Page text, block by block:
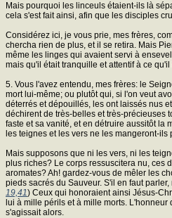
Mais pourquoi les linceuls étaient-ils là
cela s'est fait ainsi, afin que les disciples
Considérez ici, je vous prie, mes frères,
chercha rien de plus, et il se retira. Mais
même les linges qui avaient servi à
mais qu'il était tranquille et attentif à ce qu'il
5. Vous l'avez entendu, mes frères: le
mort lui-même; ou plutôt qui, si l'on veut
déterrés et dépouillés, les ont laissés nus
déchirent de très-belles et très-précieuses
faste et sa vanité, et en détruire aussitôt la
les teignes et les vers ne les mangeront-
Mais supposons que ni les vers, ni les
plus riches? Le corps ressuscitera nu, ces
aromates? Ah! gardez-vous de mêler les
pieds sacrés du Sauveur. S'il en faut
19,41) Ceux qui honoraient ainsi Jésus-
lui à mille périls et à mille morts.
s'agissait alors.